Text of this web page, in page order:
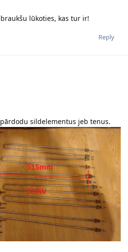
lūkoties, kas tur ir!
Reply
sildelementus jeb tenus.